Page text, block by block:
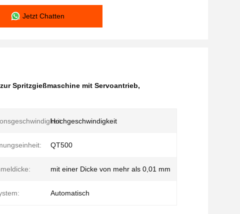
Jetzt Chatten
Spritzgießmaschine mit Servoantrieb,
Hochgeschwindigkeit
QT500
mit einer Dicke von mehr als 0,01 mm
Automatisch